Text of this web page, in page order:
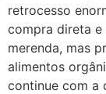
retrocesso
compra direta e
merenda, mas
alimentos
continue com a